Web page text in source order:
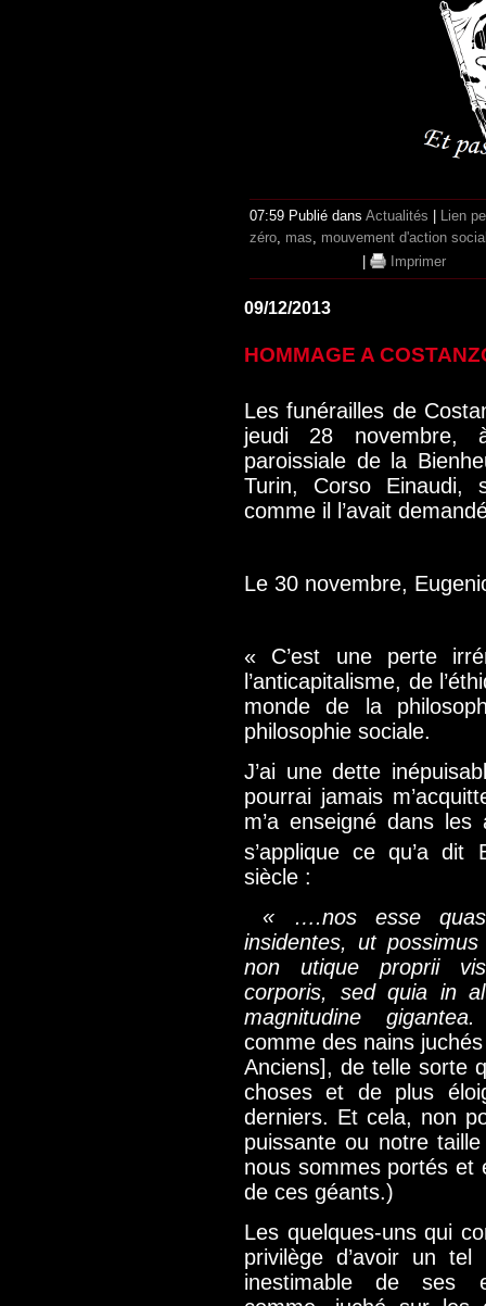
07:59 Publié dans Actualités
Lien
zéro, mas, mouvement d'action
Imprimer
09/12/2013
HOMMAGE A
Les funérailles de
jeudi 28 novembre,
paroissiale de la
Turin, Corso Einaudi,
comme il l’avait
Le 30 novembre,
« C’est une perte
l’anticapitalisme, de
monde de la
philosophie sociale.
J’ai une dette
pourrai jamais
m’a enseigné dans
s’applique ce qu’a
siècle :
« ….nos esse quasi
insidentes, ut
non utique proprii
corporis, sed quia in
magnitudine
comme des nains
Anciens], de telle sorte
choses et de plus
derniers. Et cela, non
puissante ou notre
nous sommes portés et
de ces géants.)
Les quelques-uns qui
privilège d’avoir un
inestimable de ses